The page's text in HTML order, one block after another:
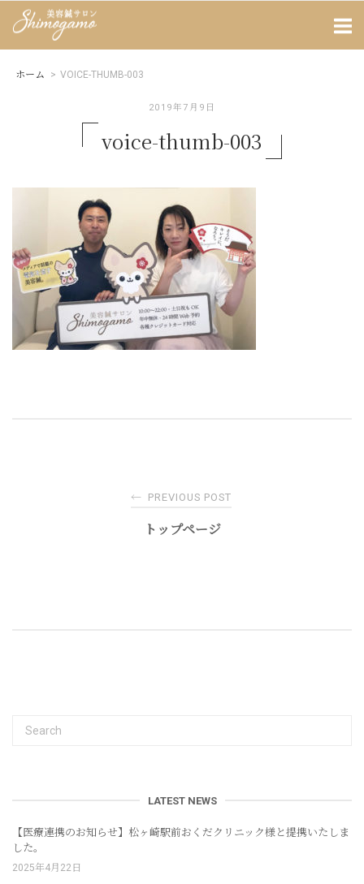
content
Home
ホーム > VOICE-THUMB-003
2019年7月9日
voice-thumb-003
← PREVIOUS POST
トップページ
LATEST NEWS
【医療連携のお知らせ】松ヶ崎駅前おくだクリニック様と提携いたしま
した。
2025年4月22日